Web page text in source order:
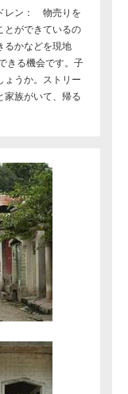
レン： 物売りを
とができているの
るかなどを現地
きる機会です。子
ょうか。ストリー
家族がいて、帰る